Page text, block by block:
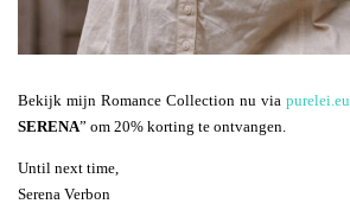
Bekijk mijn Romance Collection nu via purelei.eu
SERENA” om 20% korting te ontvangen.
Until next time,
Serena Verbon